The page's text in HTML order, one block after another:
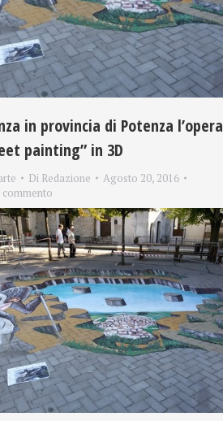
in provincia di Potenza l’opera
painting” in 3D
Di Redazione
Agosto 20, 2016
commento